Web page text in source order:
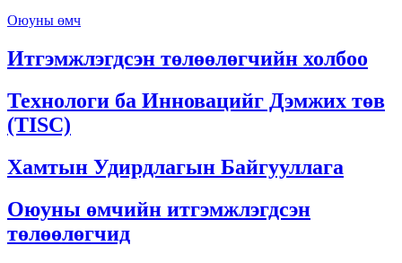
Оюуны өмч
Итгэмжлэгдсэн төлөөлөгчийн холбоо
Технологи ба Инновацийг Дэмжих төв
(TISC)
Хамтын Удирдлагын Байгууллага
Оюуны өмчийн итгэмжлэгдсэн
төлөөлөгчид